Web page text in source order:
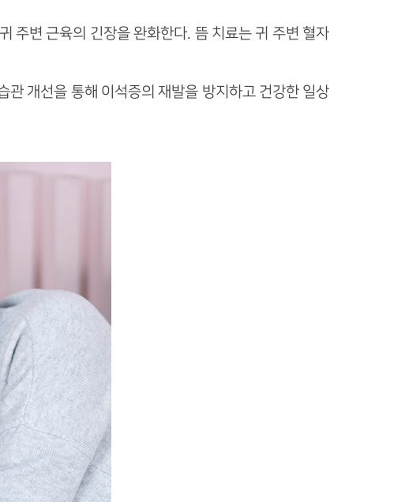
주변 근육의 긴장을 완화한다. 뜸 치료는 귀 주변 혈자
관 개선을 통해 이석증의 재발을 방지하고 건강한 일상